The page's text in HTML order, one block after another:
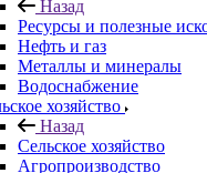
Назад
Ресурсы и полезные
Нефть и газ
Металлы и минералы
Водоснабжение
хозяйство
Назад
Сельское хозяйство
Агропроизводство